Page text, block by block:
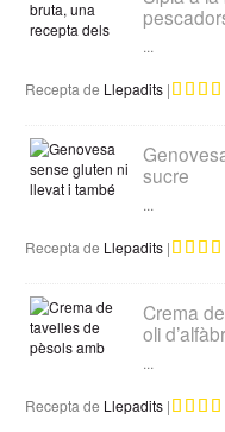
...
Recepta de Llepadits |
sucre
...
Recepta de Llepadits |
Crema
oli
...
Recepta de Llepadits |